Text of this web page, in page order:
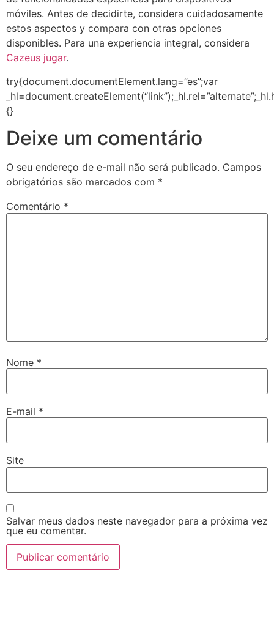
móviles. Antes de decidirte, considera cuidadosamente
estos aspectos y compara con otras opciones
disponibles. Para una experiencia integral, considera
Cazeus jugar.
try{document.documentElement.lang=”es”;var
{}
Deixe um comentário
O seu endereço de e-mail não será publicado. Campos
obrigatórios são marcados com *
Comentário *
Nome *
E-mail *
Site
Salvar meus dados neste navegador para a próxima vez
que eu comentar.